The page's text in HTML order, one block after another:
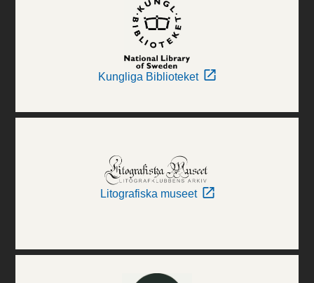
Kungliga Biblioteket
Litografiska museet